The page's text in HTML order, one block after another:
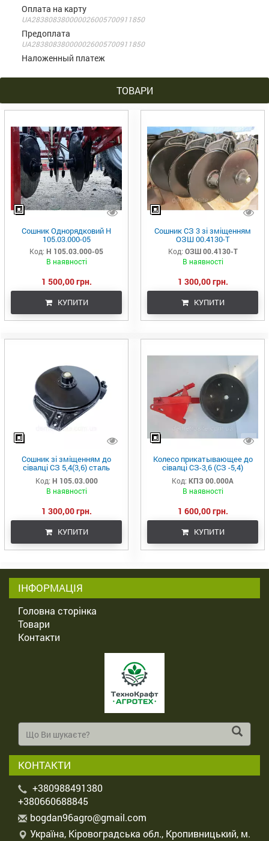
Оплата на карту
UA283808380000026005700911850
Предоплата
UA283808380000026005700911850
Наложенный платеж
ТОВАРИ
Сошник Однорядковий Н
105.03.000-05
Код: Н 105.03.000-05
В наявності
1 500,00 грн.
КУПИТИ
Сошник СЗ 3 зі зміщенням
ОЗШ 00.4130-Т
Код: ОЗШ 00.4130-Т
В наявності
1 300,00 грн.
КУПИТИ
Сошник зі зміщенням до
сівалці СЗ 5,4(3,6) сталь
борированна
Код: Н 105.03.000
В наявності
1 300,00 грн.
КУПИТИ
Колесо прикатывающее до
сівалці СЗ-3,6 (СЗ -5,4)
(сошник без зміщення)
Код: КПЗ 00.000А
В наявності
1 600,00 грн.
КУПИТИ
ІНФОРМАЦІЯ
Головна сторінка
Товари
Контакти
КОНТАКТИ
+380988491380
+380660688845
bogdan96agro@gmail.com
Україна, Кіровоградська обл., Кропивницький, м.